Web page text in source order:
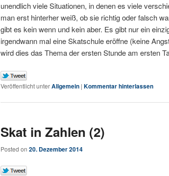
unendlich viele Situationen, in denen es viele
man erst hinterher weiß, ob sie richtig oder falsch
gibt es kein wenn und kein aber. Es gibt nur ein
irgendwann mal eine Skatschule eröffne (keine
wird dies das Thema der ersten Stunde am ersten
Veröffentlicht unterAllgemein | Kommentar hinterlassen
Skat in Zahlen (2)
Posted on 20. Dezember 2014